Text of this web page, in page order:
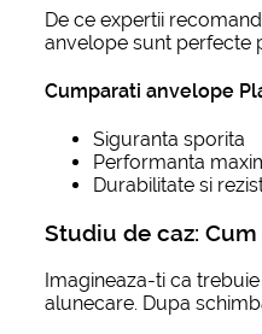
De ce expertii
anvelope sunt perfecte
Cumparati anvelope
Siguranta sporita
Performanta
Durabilitate si
Studiu de caz:
Imagineaza-ti ca
alunecare. Dupa